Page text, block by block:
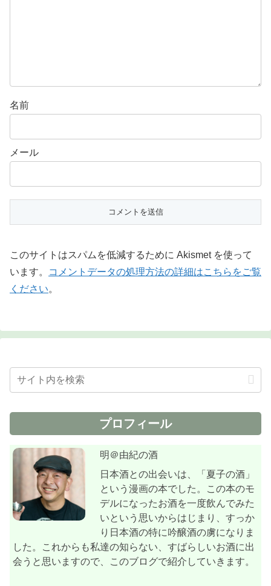
名前
メール
このサイトはスパムを低減するために Akismet を使って
います。
コメントデータの処理方法の詳細はこちらをご覧
ください。
プロフィール
明＠由紀の酒
日本酒との出会いは、「夏子の酒」
という漫画の本でした。この本のモ
デルになったお酒を一度飲んでみた
いという思いからはじまり、すっか
り日本酒の特に吟醸酒の虜になりま
した。これからも私達の知らない、すばらしいお酒に出
会うと思いますので、このブログで紹介していきます。